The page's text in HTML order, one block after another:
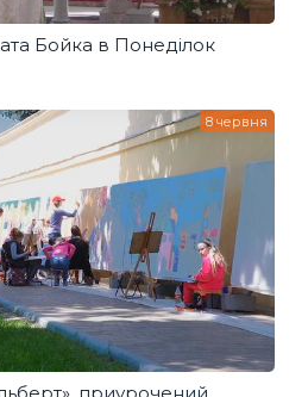
Бойка в Понеділок
8 червня